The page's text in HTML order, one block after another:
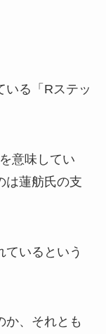
いる「Rステッ
意味してい
は蓮舫氏の支
ているという
か、それとも